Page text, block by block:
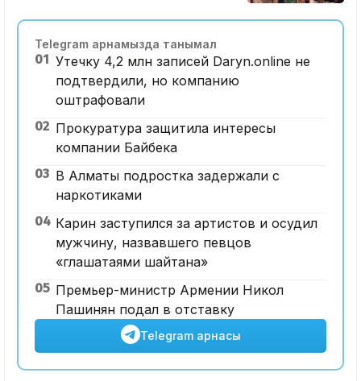
Telegram арнамызда танымал
01 Утечку 4,2 млн записей Daryn.online не
подтвердили, но компанию
оштрафовали
02 Прокуратура защитила интересы
компании Байбека
03 В Алматы подростка задержали с
наркотиками
04 Карин заступился за артистов и осудил
мужчину, назвавшего певцов
«глашатаями шайтана»
05 Премьер-министр Армении Никол
Пашинян подал в отставку
Telegram арнасы